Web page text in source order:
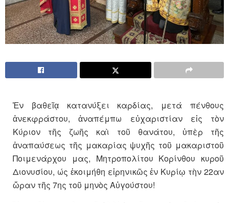
Ἐν βαθεῖᾳ κατανύξει καρδίας, μετά πένθους
ἀνεκφράστου, ἀναπέμπω εὐχαριστίαν εἰς τὸν
Κύριον τῆς ζωῆς καὶ τοῦ θανάτου, ὑπὲρ τῆς
ἀναπαύσεως τῆς μακαρίας ψυχῆς τοῦ μακαριστοῦ
Ποιμενάρχου μας, Μητροπολίτου Κορίνθου κυροῦ
Διονυσίου, ώς ἐκοιμήθη εἰρηνικῶς ἐν Κυρίῳ τὴν 22αν
ὥραν τῆς 7ης τοῦ μηνὸς Αὐγούστου!